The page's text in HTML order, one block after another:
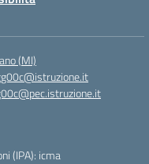
(MI)
(IPA): icma